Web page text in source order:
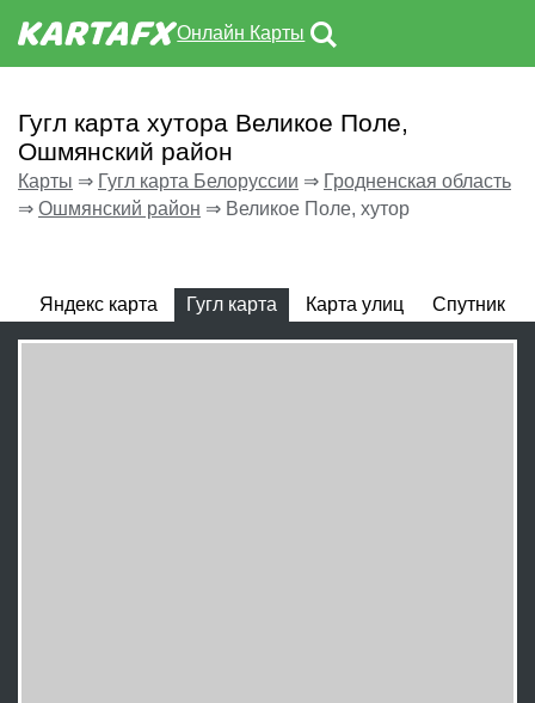
Онлайн Карты
Гугл карта хутора Великое Поле,
Ошмянский район
Карты ⇒ Гугл карта Белоруссии ⇒ Гродненская область
⇒ Ошмянский район ⇒ Великое Поле, хутор
Яндекс карта Гугл карта Карта улиц Спутник